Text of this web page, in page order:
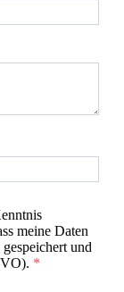
meine Daten
und
*